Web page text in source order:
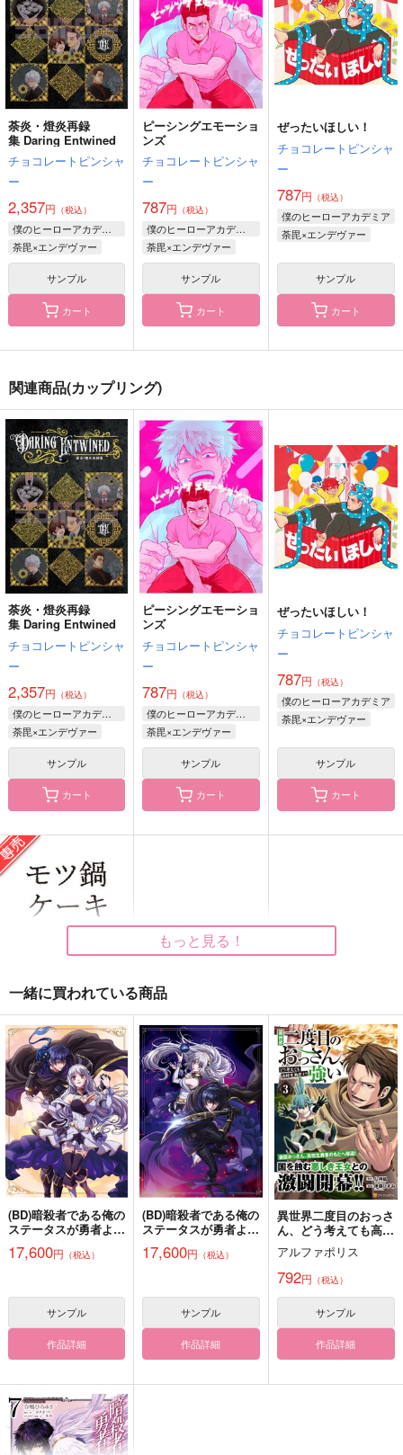
1,540円（税込）
淡河実永×一条かれん
サンプル
作品詳細
オクジー×バデーニ
サンプル
作品詳細
爆豪勝己×緑谷出久
サンプル
浦の屋
629円（税込）
サンプル
作品詳細
世間亭
715
サンプル
作品詳細 作品詳細
遠くで金色ベルが鳴る
でられない
787 （税込）
ダンデ×キバナ
サンプル
遠くて近きは二人の仲
カラフル
787 （税込）
三毛縞斑×桜河こはく
サンプル
どこか遠くの島国で
300 （税込）
壬氏×猫猫
サンプル
君と殺されない逃避プ
ロセス番外編１『とあ
る隠し事について』
三の月階段
800円（税込）
ENDE(押しの強いAI)×ノイエ(寂しがり開発者)
サンプル
作品詳細
HoliDay
さくさくわたあめ
880円（税込）
荼毘×死柄木弔
サンプル
作品詳細
甘い誘いに乗りたくて
くりーずちーむ
787円（税込）
荼毘×死柄木弔
サンプル
作品詳細
荼炎・燈炎再録
集 Daring Entwined
チョコレートピンシャ
ー
2,357円 （税込）
僕のヒーローアカデミア
荼毘×エンデヴァー
サンプル
カート
ピーシングエモーショ
ンズ
チョコレートピンシャ
ー
787円 （税込）
僕のヒーローアカデミア
荼毘×エンデヴァー
サンプル
カート
ぜったいほしい！
チョコレートピンシャ
ー
787円 （税込）
僕のヒーローアカデミア
荼毘×エンデヴァー
サンプル
カート
関連商品(カップリング)
荼炎・燈炎再録
集 Daring Entwined
チョコレートピンシャ
ー
2,357円 （税込）
僕のヒーローアカデミア
荼毘×エンデヴァー
サンプル
カート
ピーシングエモーショ
ンズ
チョコレートピンシャ
ー
787円 （税込）
僕のヒーローアカデミア
荼毘×エンデヴァー
サンプル
カート
ぜったいほしい！
チョコレートピンシャ
ー
787円 （税込）
僕のヒーローアカデミア
荼毘×エンデヴァー
サンプル
カート
モツ鍋ケーキ再録集
01
モツ鍋cake
専売 787円（税込）
僕のヒーローアカデミア
荼毘×エンデヴァー
サンプル
カート
もっと見る！
一緒に買われている商品
(BD)暗殺者である俺の
ステータスが勇者より
も明らかに強いのだ
が 2
17,600円 （税込）
サンプル
作品詳細
(BD)暗殺者である俺の
ステータスが勇者より
も明らかに強いのだ
が 1
17,600円 （税込）
サンプル
作品詳細
異世界二度目のおっさ
ん、どう考えても高校
生勇者より強い 3
アルファポリス
792円 （税込）
サンプル
作品詳細